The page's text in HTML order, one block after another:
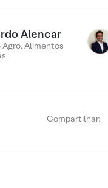
Alencar
Agro, Alimentos
Compartilhar: